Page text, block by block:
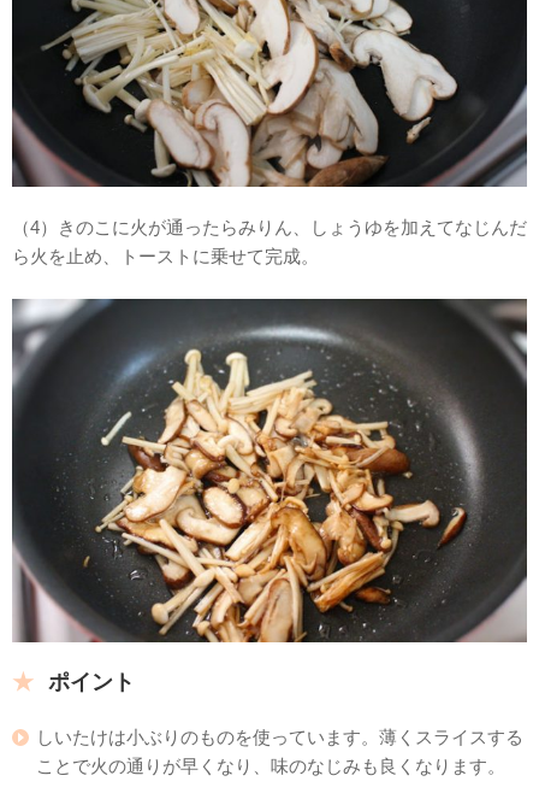
（4）きのこに火が通ったらみりん、しょうゆを加えてなじんだ
ら火を止め、トーストに乗せて完成。
ポイント
しいたけは小ぶりのものを使っています。薄くスライスする
ことで火の通りが早くなり、味のなじみも良くなります。